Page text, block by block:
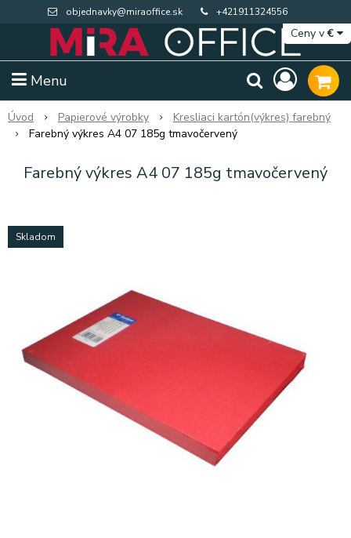
objednavky@miraoffice.sk +421911324556
Menu
Ceny v€
Extra výpredaj zásob Výpredaj BTS
Úvod Papierové výrobky
Kresliaci kartón(výkres) farebný
Farebný výkres A4 07 185g tmavočervený
Farebný výkres A4 07 185g tmavočervený
Skladom